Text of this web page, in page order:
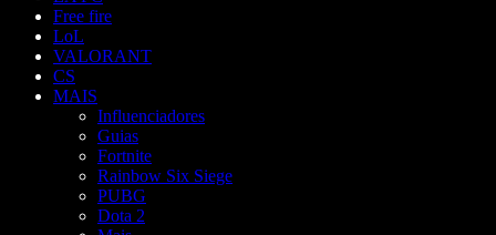
Free fire
LoL
VALORANT
CS
MAIS
Influenciadores
Guias
Fortnite
Rainbow Six Siege
PUBG
Dota 2